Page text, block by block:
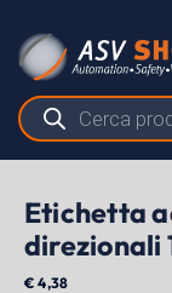
contenuto
Ricerca
prodotti
Etichetta
direzionali
€ 4,38